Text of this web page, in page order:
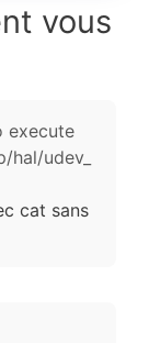
vous
cat sans